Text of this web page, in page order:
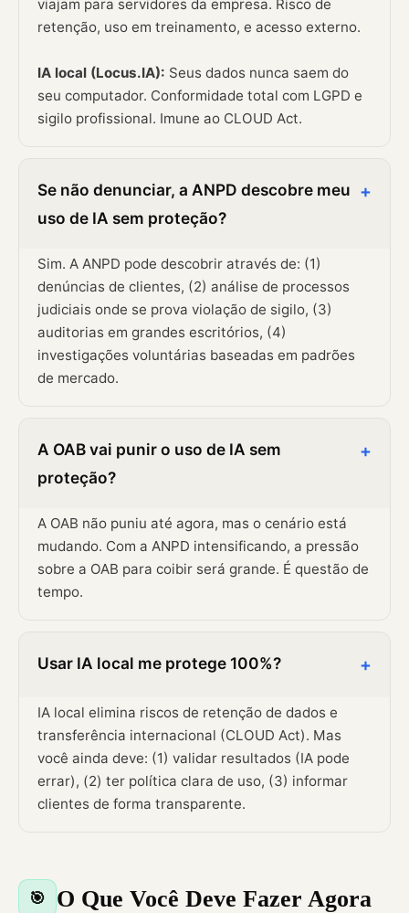
viajam para servidores da empresa. Risco de
retenção, uso em treinamento, e acesso externo.
IA local (Locus.IA): Seus dados nunca saem do
seu computador. Conformidade total com LGPD e
sigilo profissional. Imune ao CLOUD Act.
Se não denunciar, a ANPD descobre meu
uso de IA sem proteção?
+
Sim. A ANPD pode descobrir através de: (1)
denúncias de clientes, (2) análise de processos
judiciais onde se prova violação de sigilo, (3)
auditorias em grandes escritórios, (4)
investigações voluntárias baseadas em padrões
de mercado.
A OAB vai punir o uso de IA sem
proteção?
+
A OAB não puniu até agora, mas o cenário está
mudando. Com a ANPD intensificando, a pressão
sobre a OAB para coibir será grande. É questão de
tempo.
Usar IA local me protege 100%? +
IA local elimina riscos de retenção de dados e
transferência internacional (CLOUD Act). Mas
você ainda deve: (1) validar resultados (IA pode
errar), (2) ter política clara de uso, (3) informar
clientes de forma transparente.
🎯 O Que Você Deve Fazer Agora